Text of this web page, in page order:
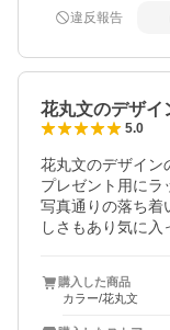
違反報告
花丸文のデザ
5.0
花丸文のデザイン
プレゼント用にラ
写真通りの落ち着
しさもあり気に入
購入した商品
カラー/花丸文